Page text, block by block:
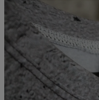
Mierzone na płasko